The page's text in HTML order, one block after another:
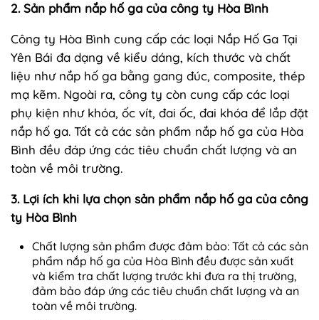
2. Sản phẩm nắp hố ga của công ty Hòa Bình
Công ty Hòa Bình cung cấp các loại Nắp Hố Ga Tại
Yên Bái đa dạng về kiểu dáng, kích thước và chất
liệu như nắp hố ga bằng gang đúc, composite, thép
mạ kẽm. Ngoài ra, công ty còn cung cấp các loại
phụ kiện như khóa, ốc vít, đai ốc, đai khóa để lắp đặt
nắp hố ga. Tất cả các sản phẩm nắp hố ga của Hòa
Bình đều đáp ứng các tiêu chuẩn chất lượng và an
toàn về môi trường.
3. Lợi ích khi lựa chọn sản phẩm nắp hố ga của công
ty Hòa Bình
Chất lượng sản phẩm được đảm bảo: Tất cả các sản
phẩm nắp hố ga của Hòa Bình đều được sản xuất
và kiểm tra chất lượng trước khi đưa ra thị trường,
đảm bảo đáp ứng các tiêu chuẩn chất lượng và an
toàn về môi trường.